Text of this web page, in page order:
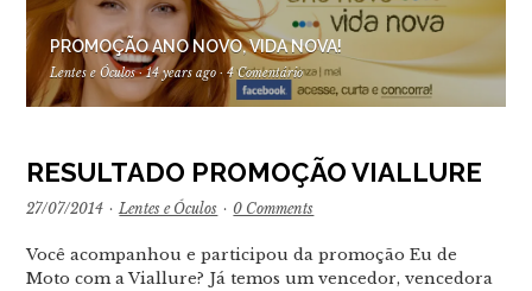
PROMOÇÃO ANO NOVO, VIDA NOVA!
Lentes e Óculos · 14 years ago · 4 Comentário
RESULTADO PROMOÇÃO VIALLURE
27/07/2014 · Lentes e Óculos · 0 Comments
Você acompanhou e participou da promoção Eu de
Moto com a Viallure? Já temos um vencedor, vencedora